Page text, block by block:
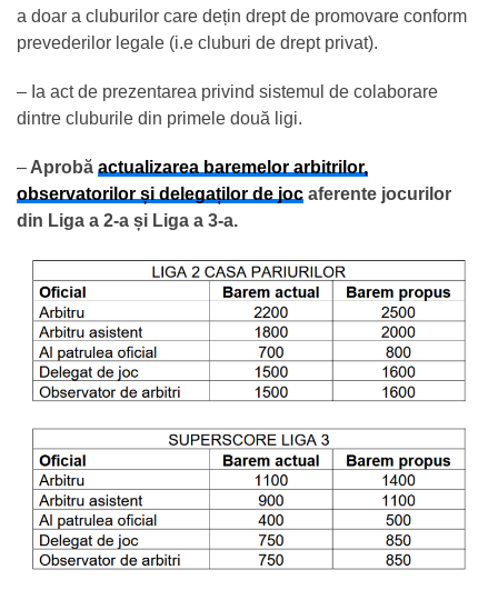
a doar a cluburilor care dețin drept de promovare conform
prevederilor legale (i.e cluburi de drept privat).
– Ia act de prezentarea privind sistemul de colaborare
dintre cluburile din primele două ligi.
– Aprobă actualizarea baremelor arbitrilor,
observatorilor și delegaților de joc aferente jocurilor
din Liga a 2-a și Liga a 3-a.